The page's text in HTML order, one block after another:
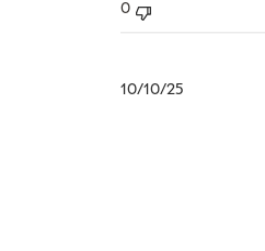
0
תאריך10/10/25